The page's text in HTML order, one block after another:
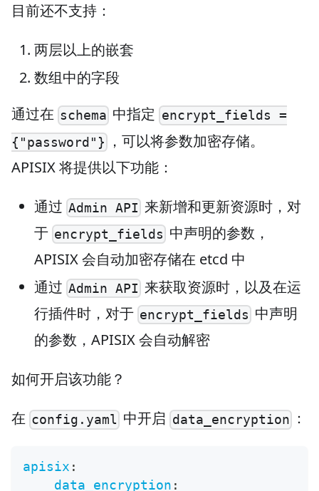
目前还不支持：
两层以上的嵌套
数组中的字段
通过在 schema 中指定 encrypt_fields =
{"password"}
，可以将参数加密存储。
APISIX 将提供以下功能：
通过 Admin API 来新增和更新资源时，对
于 encrypt_fields 中声明的参数，
APISIX 会自动加密存储在 etcd 中
通过 Admin API 来获取资源时，以及在运
行插件时，对于 encrypt_fields 中声明
的参数，APISIX 会自动解密
如何开启该功能？
在 config.yaml 中开启 data_encryption：
apisix :
data_encryption :